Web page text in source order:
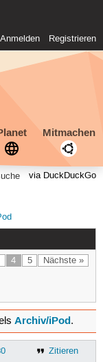
Anmelden Registrieren
Mitmachen
via DuckDuckGo
4 5 Nächste »
Archiv/iPod.
Zitieren